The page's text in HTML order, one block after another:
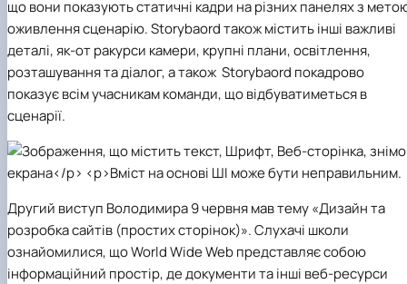
що вони показують статичні кадри на різних панелях з
оживлення сценарію.​ Storybaord також містить інші важливі
деталі, як-от ракурси камери, крупні плани, освітлення,
розташування та діалог, а також ​ Storybaord покадрово
показує всім учасникам команди, що відбуватиметься в
сценарії.​
Другий виступ Володимира 9 червня мав тему«Дизайн та
розробка сайтів (простих сторінок)».Слухачі школи
ознайомилися, що World Wide Web представляє собою
інформаційний простір, де документи та інші веб-ресурси